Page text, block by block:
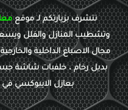
نتشرف بزيارتكم لـ موقع
وتشطيب المنازل والفلل
مجال الاصباغ الداخلية
بديل رخام ، خلفيات شاشة
بعازل الايبوكسي في